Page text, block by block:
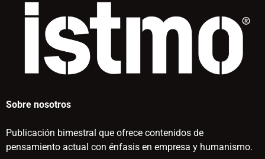
Sobre nosotros
Publicación bimestral que ofrece contenidos de
pensamiento actual con énfasis en empresa y humanismo.